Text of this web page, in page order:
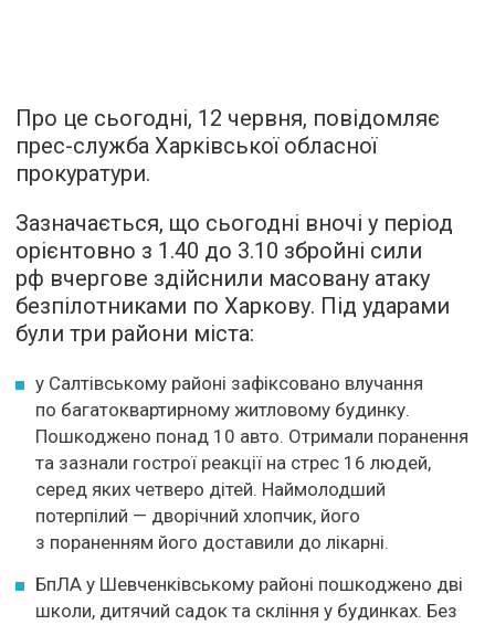
Про це сьогодні, 12 червня, повідомляє
прес-служба Харківської обласної
прокуратури.
Зазначається, що сьогодні вночі у період
орієнтовно з 1.40 до 3.10 збройні сили
рф вчергове здійснили масовану атаку
безпілотниками по Харкову. Під ударами
були три райони міста:
у Салтівському районі зафіксовано влучання
по багатоквартирному житловому будинку.
Пошкоджено понад 10 авто. Отримали поранення
та зазнали гострої реакції на стрес 16 людей,
серед яких четверо дітей. Наймолодший
потерпілий — дворічний хлопчик, його
з пораненням його доставили до лікарні.
БпЛА у Шевченківському районі пошкоджено дві
школи, дитячий садок та скління у будинках. Без